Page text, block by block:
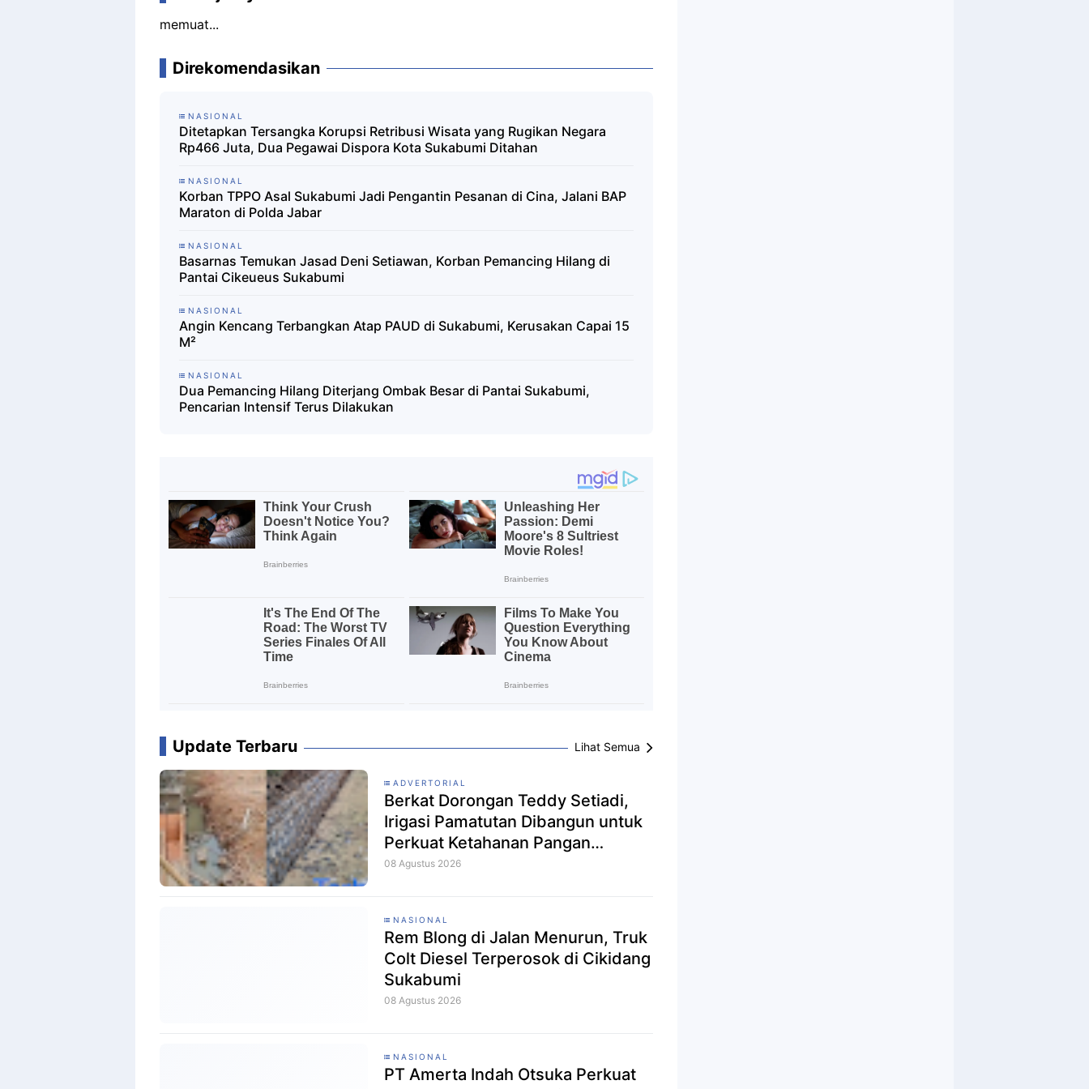
memuat...
Direkomendasikan
NASIONAL
Ditetapkan Tersangka Korupsi Retribusi Wisata yang Rugikan Negara
Rp466 Juta, Dua Pegawai Dispora Kota Sukabumi Ditahan
NASIONAL
Korban TPPO Asal Sukabumi Jadi Pengantin Pesanan di Cina, Jalani BAP
Maraton di Polda Jabar
NASIONAL
Basarnas Temukan Jasad Deni Setiawan, Korban Pemancing Hilang di
Pantai Cikeueus Sukabumi
NASIONAL
Angin Kencang Terbangkan Atap PAUD di Sukabumi, Kerusakan Capai 15
M²
NASIONAL
Dua Pemancing Hilang Diterjang Ombak Besar di Pantai Sukabumi,
Pencarian Intensif Terus Dilakukan
Update Terbaru Lihat Semua
ADVERTORIAL
Berkat Dorongan Teddy Setiadi,
Irigasi Pamatutan Dibangun untuk
Perkuat Ketahanan Pangan
Sukabumi
08 Agustus 2026
NASIONAL
Rem Blong di Jalan Menurun, Truk
Colt Diesel Terperosok di Cikidang
Sukabumi
08 Agustus 2026
NASIONAL
PT Amerta Indah Otsuka Perkuat